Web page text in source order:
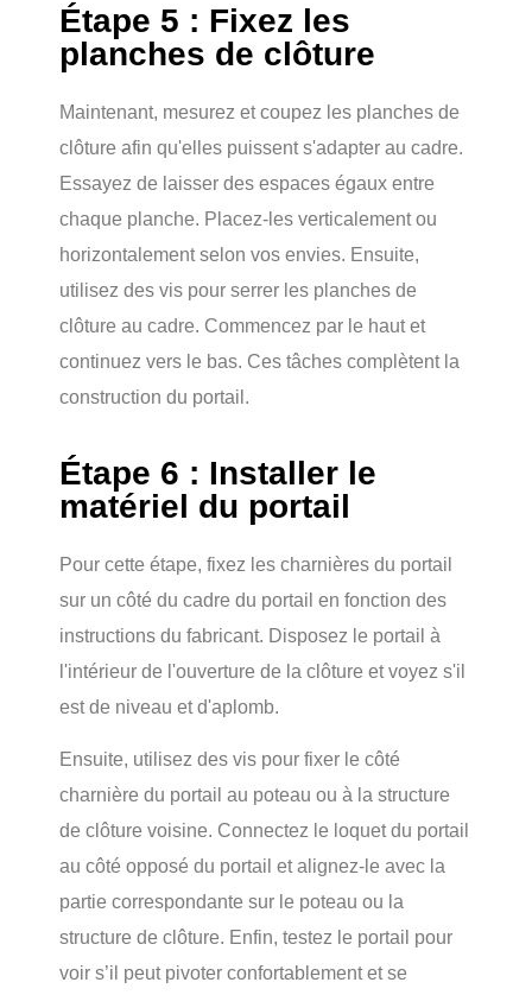
Étape 5 : Fixez les
planches de clôture
Maintenant, mesurez et coupez les planches de
clôture afin qu'elles puissent s'adapter au cadre.
Essayez de laisser des espaces égaux entre
chaque planche. Placez-les verticalement ou
horizontalement selon vos envies. Ensuite,
utilisez des vis pour serrer les planches de
clôture au cadre. Commencez par le haut et
continuez vers le bas. Ces tâches complètent la
construction du portail.
Étape 6 : Installer le
matériel du portail
Pour cette étape, fixez les charnières du portail
sur un côté du cadre du portail en fonction des
instructions du fabricant. Disposez le portail à
l'intérieur de l'ouverture de la clôture et voyez s'il
est de niveau et d'aplomb.
Ensuite, utilisez des vis pour fixer le côté
charnière du portail au poteau ou à la structure
de clôture voisine. Connectez le loquet du portail
au côté opposé du portail et alignez-le avec la
partie correspondante sur le poteau ou la
structure de clôture. Enfin, testez le portail pour
voir s’il peut pivoter confortablement et se